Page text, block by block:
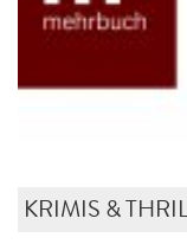
KRIMIS &